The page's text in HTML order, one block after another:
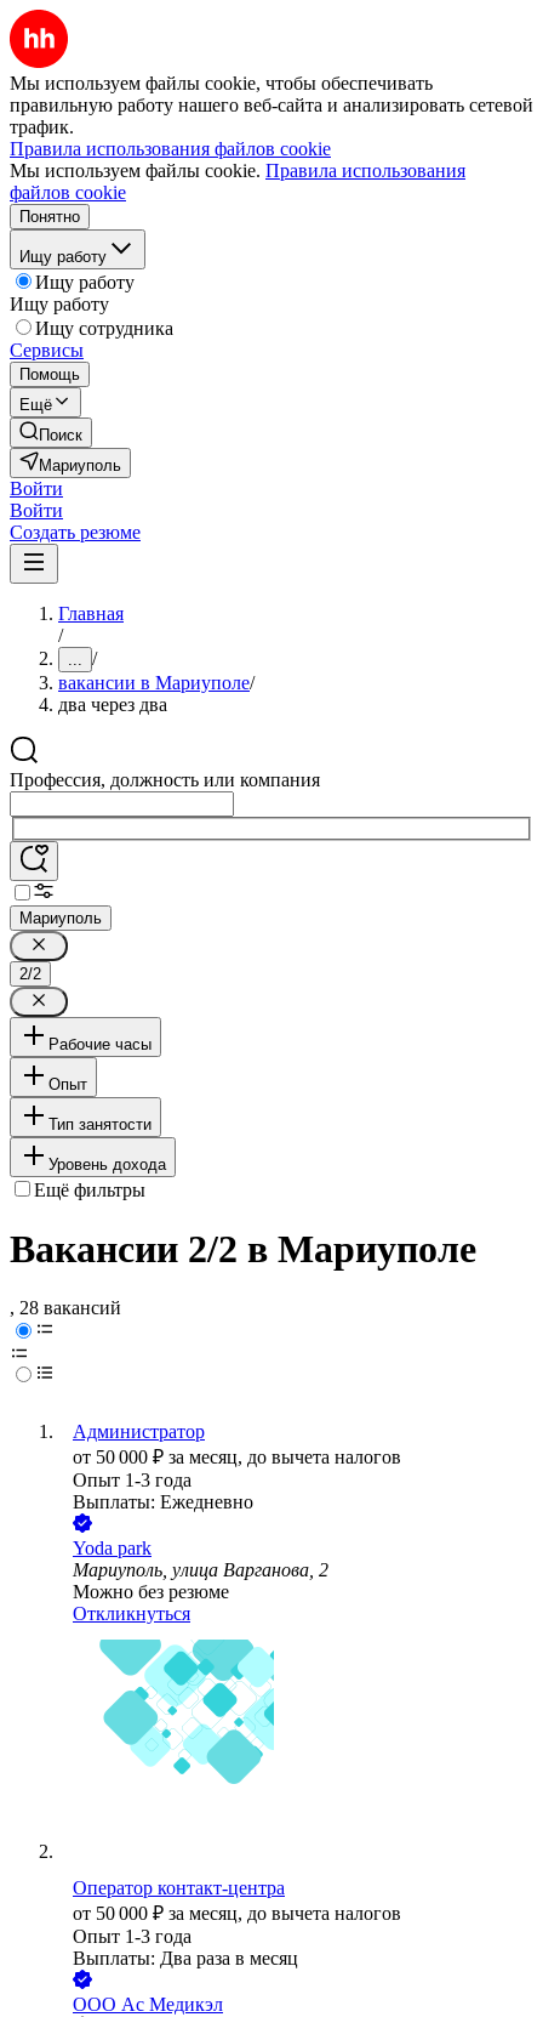
Мы используем файлы cookie, чтобы обеспечивать
правильную работу нашего веб-сайта и анализировать сетевой
трафик.
Правила использования файлов cookie
Мы используем файлы cookie. Правила использования
файлов cookie
Понятно
Ищу работу
Ищу работу
Ищу работу
Ищу сотрудника
Сервисы
Помощь
Ещё
Поиск
Мариуполь
Войти
Войти
Создать резюме
Главная
/
... /
вакансии в Мариуполе/
два через два
Профессия, должность или компания
Мариуполь
2/2
Рабочие часы
Опыт
Тип занятости
Уровень дохода
Ещё фильтры
Вакансии 2/2 в Мариуполе
, 28 вакансий
Администратор
от 50 000 ₽ за месяц, до вычета налогов
Опыт 1-3 года
Выплаты: Ежедневно
Yoda park
Мариуполь, улица Варганова, 2
Можно без резюме
Откликнуться
Оператор контакт-центра
от 50 000 ₽ за месяц, до вычета налогов
Опыт 1-3 года
Выплаты: Два раза в месяц
ООО Ас Медикэл